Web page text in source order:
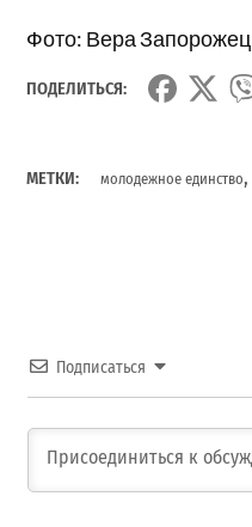
Фото: Вера Запорожец
ПОДЕЛИТЬСЯ:
МЕТКИ: молодежное единство,
Подписаться